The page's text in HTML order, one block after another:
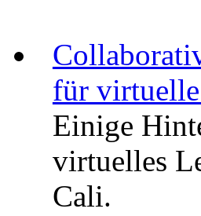
für
Einige
virtuelles
Cali.